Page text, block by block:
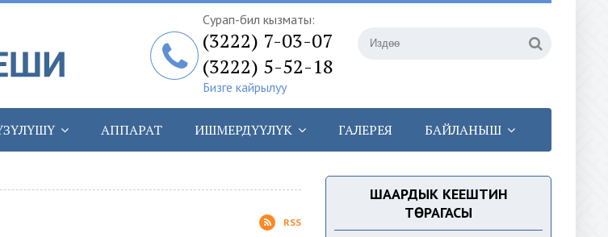
Сурап-билүү кызматы:
(3222) 7-03-07
(3222) 5-52-18
Бизге кайрылуу
АППАРАТ ИШМЕРДҮҮЛҮК ГАЛЕРЕЯ БАЙЛАНЫШ
RSS
ШААРДЫК КЕҢЕШТИН
ТӨРАГАСЫ